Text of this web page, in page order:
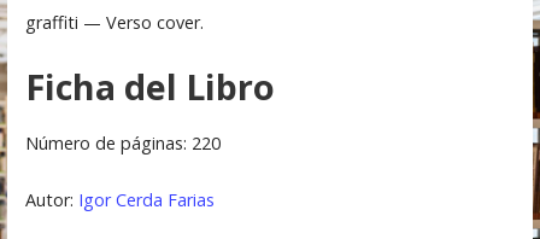
graffiti — Verso cover.
Ficha del Libro
Número de páginas: 220
Autor: Igor Cerda Farias